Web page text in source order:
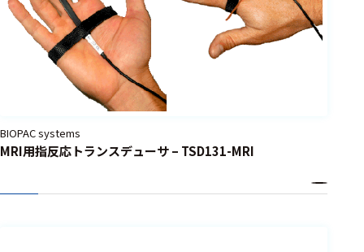
BIOPAC systems
MRI用指反応トランスデューサ – TSD131-MRI